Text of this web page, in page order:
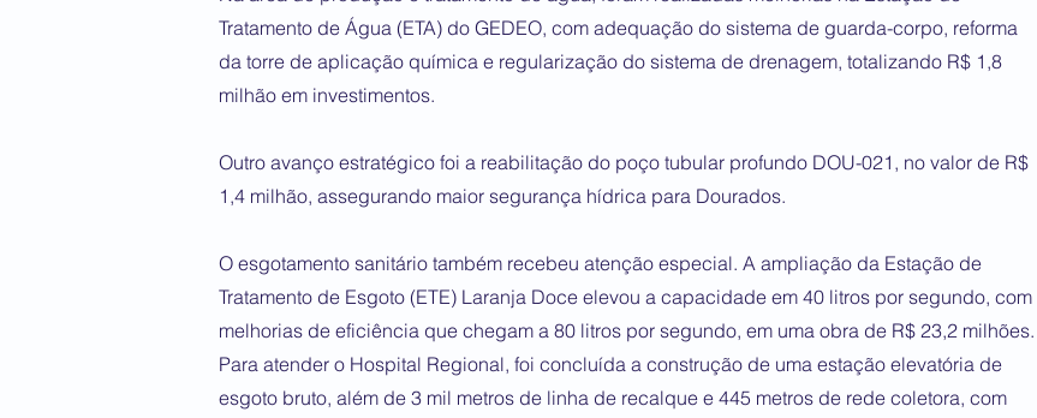
Tratamento de Água (ETA) do GEDEO, com adequação do sistema de guarda-corpo, reforma
da torre de aplicação química e regularização do sistema de drenagem, totalizando R$ 1,8
milhão em investimentos.
Outro avanço estratégico foi a reabilitação do poço tubular profundo DOU-021, no valor de R$
1,4 milhão, assegurando maior segurança hídrica para Dourados.
O esgotamento sanitário também recebeu atenção especial. A ampliação da Estação de
Tratamento de Esgoto (ETE) Laranja Doce elevou a capacidade em 40 litros por segundo, com
melhorias de eficiência que chegam a 80 litros por segundo, em uma obra de R$ 23,2 milhões.
Para atender o Hospital Regional, foi concluída a construção de uma estação elevatória de
esgoto bruto, além de 3 mil metros de linha de recalque e 445 metros de rede coletora, com